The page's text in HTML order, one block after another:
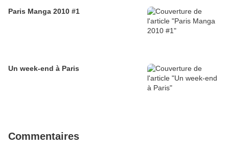
Paris Manga 2010 #1
Un week-end à Paris
Commentaires